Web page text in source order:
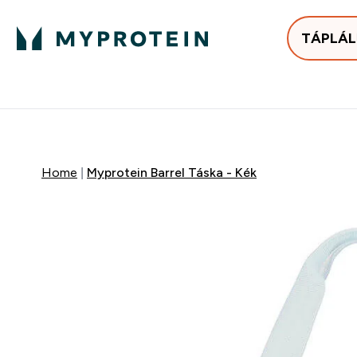
Home Myprotein Barrel Táska - Kék